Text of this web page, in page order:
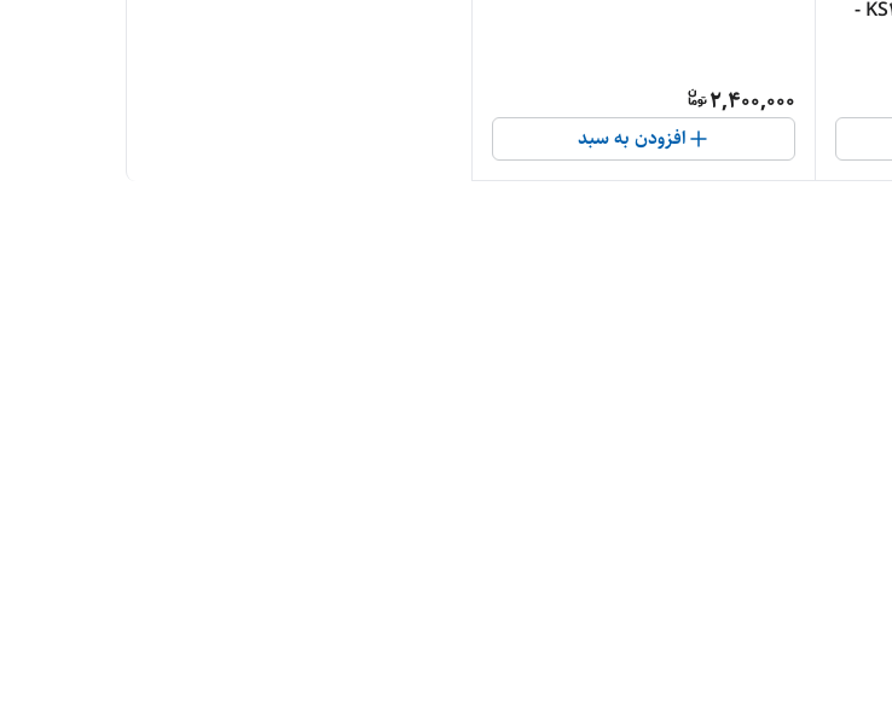
ترازو آشپزخانه نوتریکوک مدل KS205 -
2,400,000
افزودن به سبد